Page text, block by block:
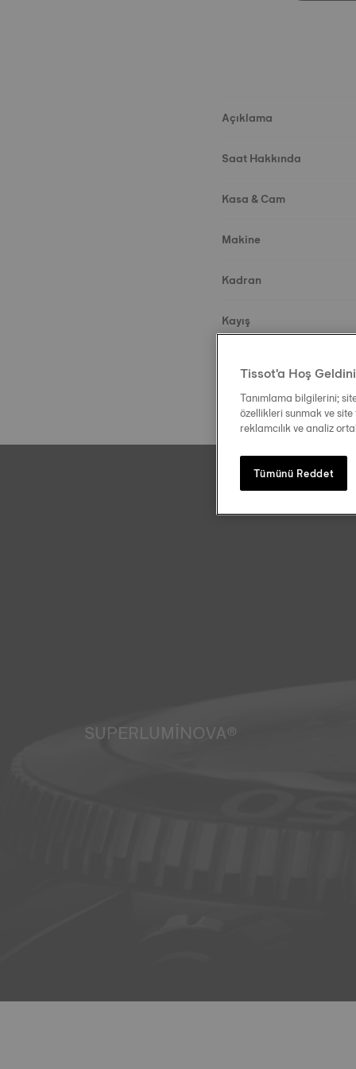
Açıklama
Saat Hakkında
Kasa & Cam
Makine
Kadran
Kayış
SUPERLUMINOVA®
Tissot'a Hoş
Tanımlama bilgilerini;
özellikleri sunmak ve
reklamcılık ve analiz
Tümünü Reddet